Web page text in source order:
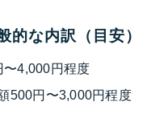
的な内訳（目安）
〜4,000円程度
500円〜3,000円程度